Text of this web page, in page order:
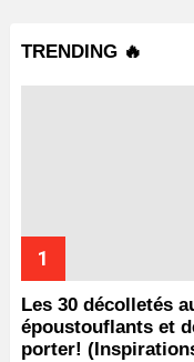
TRENDING 🔥
Les 30 décolletés
époustouflants et
porter!